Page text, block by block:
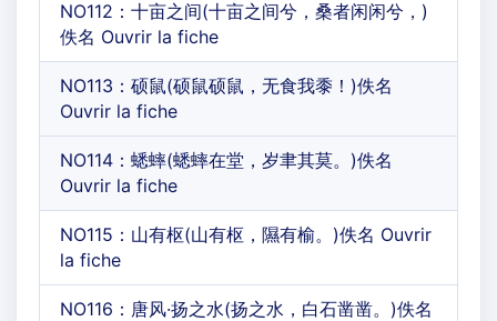
NO112：十亩之间(十亩之间兮，桑者闲闲兮，)
佚名 Ouvrir la fiche
NO113：硕鼠(硕鼠硕鼠，无食我黍！)佚名
Ouvrir la fiche
NO114：蟋蟀(蟋蟀在堂，岁聿其莫。)佚名
Ouvrir la fiche
NO115：山有枢(山有枢，隰有榆。)佚名 Ouvrir
la fiche
NO116：唐风·扬之水(扬之水，白石凿凿。)佚名